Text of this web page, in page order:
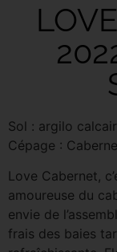
Sol : argilo
Cépage :
Love Cabernet,
amoureuse du
envie de
frais des baies